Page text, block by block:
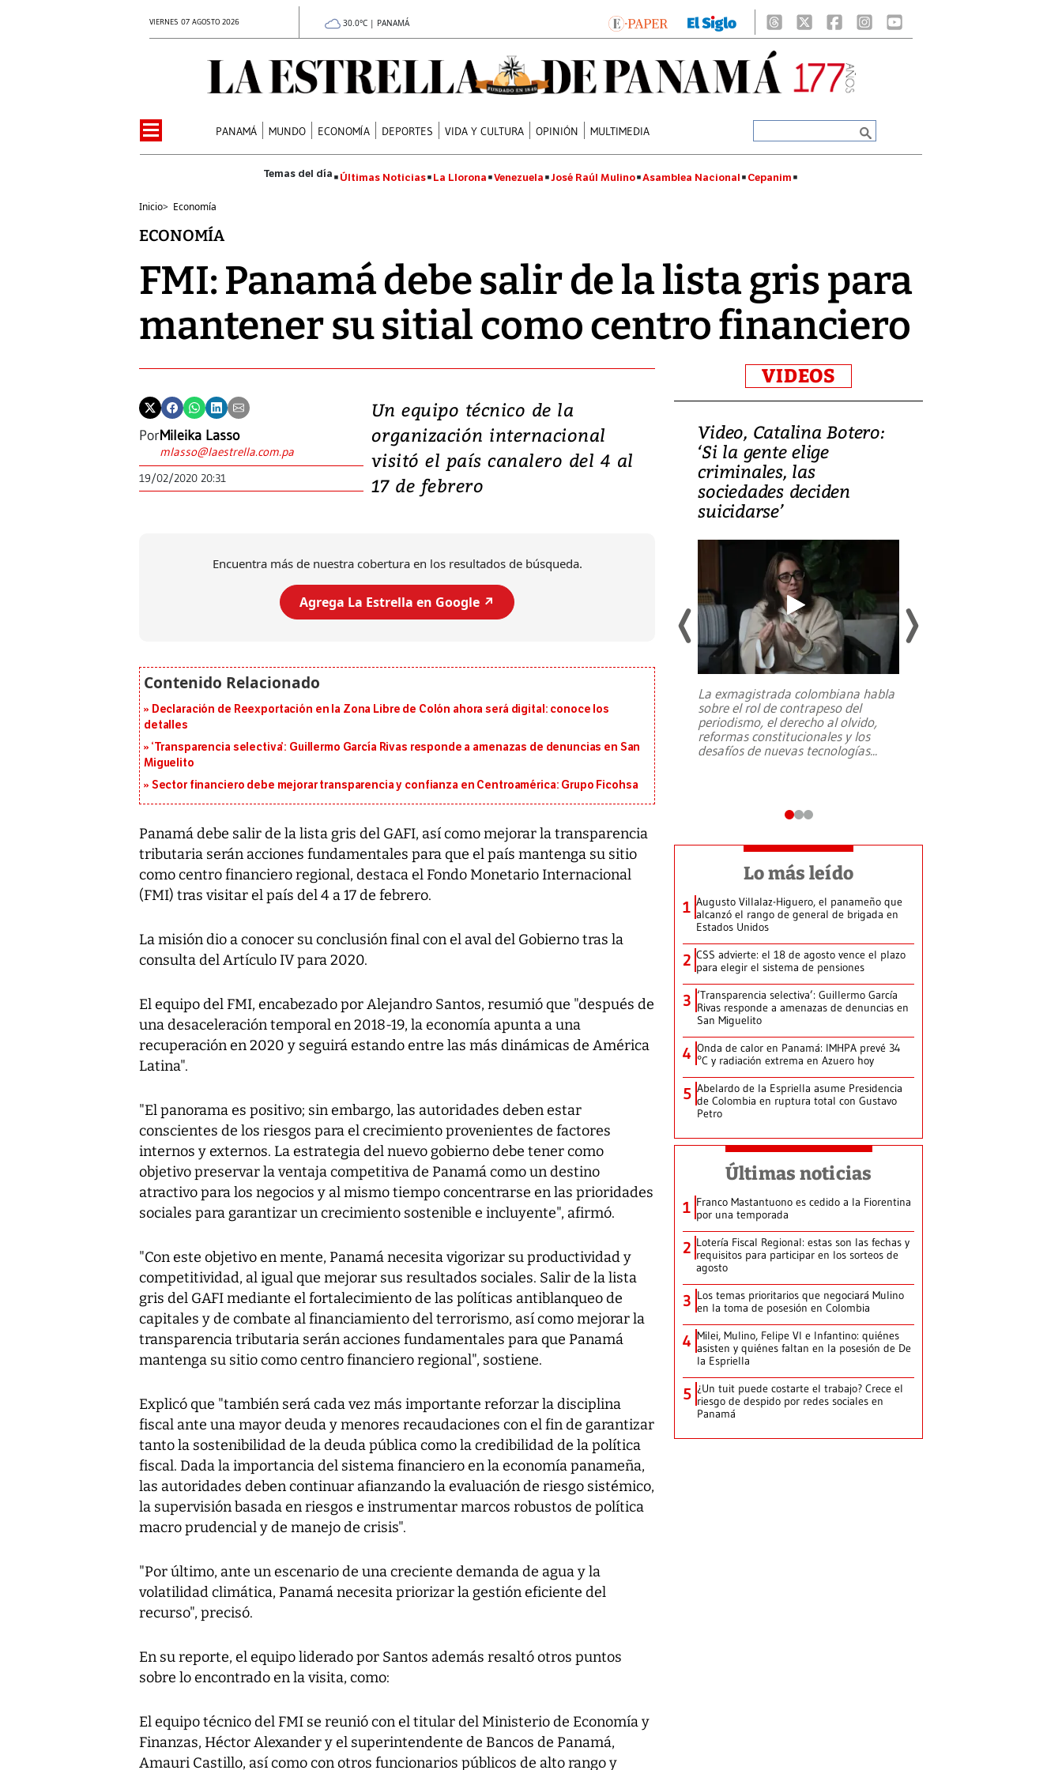
VIERNES 07 AGOSTO 2026 30.0°C | PANAMÁ
PANAMÁ MUNDO ECONOMÍA DEPORTES VIDA Y CULTURA OPINIÓN MULTIMEDIA
Últimas Noticias La Llorona Venezuela José Raúl Mulino Asamblea Nacional Cepanim
Inicio> Economía
ECONOMÍA
FMI: Panamá debe salir de la lista gris para
mantener su sitial como centro financiero
PorMileika Lasso
mlasso@laestrella.com.pa
19/02/2020 20:31
Un equipo técnico de la
organización internacional
visitó el país canalero del 4 al
17 de febrero
Encuentra más de nuestra cobertura en los resultados de búsqueda.
Agrega La Estrella en Google ↗️
Declaración de Reexportación en la Zona Libre de Colón ahora será digital: conoce los
detalles
‘Transparencia selectiva’: Guillermo García Rivas responde a amenazas de denuncias en San
Miguelito
Sector financiero debe mejorar transparencia y confianza en Centroamérica: Grupo Ficohsa
Panamá debe salir de la lista gris del GAFI, así como mejorar la transparencia
tributaria serán acciones fundamentales para que el país mantenga su sitio
como centro financiero regional, destaca el Fondo Monetario Internacional
(FMI) tras visitar el país del 4 a 17 de febrero.
La misión dio a conocer su conclusión final con el aval del Gobierno tras la
consulta del Artículo IV para 2020.
El equipo del FMI, encabezado por Alejandro Santos, resumió que "después de
una desaceleración temporal en 2018-19, la economía apunta a una
recuperación en 2020 y seguirá estando entre las más dinámicas de América
Latina".
"El panorama es positivo; sin embargo, las autoridades deben estar
conscientes de los riesgos para el crecimiento provenientes de factores
internos y externos. La estrategia del nuevo gobierno debe tener como
objetivo preservar la ventaja competitiva de Panamá como un destino
atractivo para los negocios y al mismo tiempo concentrarse en las prioridades
sociales para garantizar un crecimiento sostenible e incluyente", afirmó.
"Con este objetivo en mente, Panamá necesita vigorizar su productividad y
competitividad, al igual que mejorar sus resultados sociales. Salir de la lista
gris del GAFI mediante el fortalecimiento de las políticas antiblanqueo de
capitales y de combate al financiamiento del terrorismo, así como mejorar la
transparencia tributaria serán acciones fundamentales para que Panamá
mantenga su sitio como centro financiero regional", sostiene.
Explicó que "también será cada vez más importante reforzar la disciplina
fiscal ante una mayor deuda y menores recaudaciones con el fin de garantizar
tanto la sostenibilidad de la deuda pública como la credibilidad de la política
fiscal. Dada la importancia del sistema financiero en la economía panameña,
las autoridades deben continuar afianzando la evaluación de riesgo sistémico,
la supervisión basada en riesgos e instrumentar marcos robustos de política
macro prudencial y de manejo de crisis".
"Por último, ante un escenario de una creciente demanda de agua y la
volatilidad climática, Panamá necesita priorizar la gestión eficiente del
recurso", precisó.
En su reporte, el equipo liderado por Santos además resaltó otros puntos
sobre lo encontrado en la visita, como:
El equipo técnico del FMI se reunió con el titular del Ministerio de Economía y
Finanzas, Héctor Alexander y el superintendente de Bancos de Panamá,
Amauri Castillo, así como con otros funcionarios públicos de alto rango y
VIDEOS
Video, Japón: Terremoto
deja heridos y graves
daños en Kumamoto
7,1 se registró este martes 28 de
emergencia de gran...
Video, Catalina Botero:
‘Si la gente elige
criminales, las
sociedades deciden
suicidarse’
La exmagistrada colombiana habla
sobre el rol de contrapeso del
periodismo, el derecho al olvido,
reformas constitucionales y los
desafíos de nuevas tecnologías...
Lo más leído
1 Augusto Villalaz-Higuero, el panameño que
alcanzó el rango de general de brigada en
Estados Unidos
2 CSS advierte: el 18 de agosto vence el plazo
para elegir el sistema de pensiones
3 ‘Transparencia selectiva’: Guillermo García
Rivas responde a amenazas de denuncias en
San Miguelito
4 Onda de calor en Panamá: IMHPA prevé 34
°C y radiación extrema en Azuero hoy
5 Abelardo de la Espriella asume Presidencia
de Colombia en ruptura total con Gustavo
Petro
Últimas noticias
1 Franco Mastantuono es cedido a la Fiorentina
por una temporada
2 Lotería Fiscal Regional: estas son las fechas y
requisitos para participar en los sorteos de
agosto
3 Los temas prioritarios que negociará Mulino
en la toma de posesión en Colombia
4 Milei, Mulino, Felipe VI e Infantino: quiénes
asisten y quiénes faltan en la posesión de De
la Espriella
5 ¿Un tuit puede costarte el trabajo? Crece el
riesgo de despido por redes sociales en
Panamá